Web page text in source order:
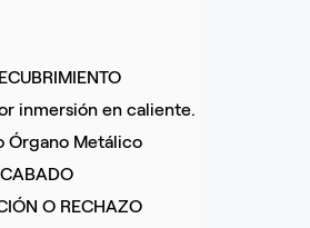
inmersión en caliente.
Órgano Metálico
O RECHAZO